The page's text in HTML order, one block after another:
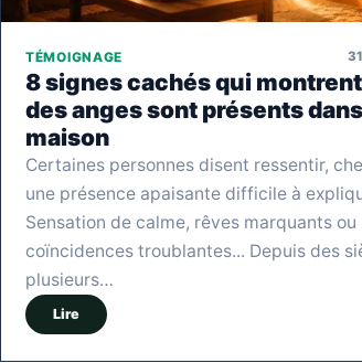
TÉMOIGNAGE
8 signes cachés qui
des anges sont présents
maison
Certaines personnes disent ressentir,
une présence apaisante difficile à
Sensation de calme, rêves marquants ou
coïncidences troublantes... Depuis des
plusieurs…
Lire